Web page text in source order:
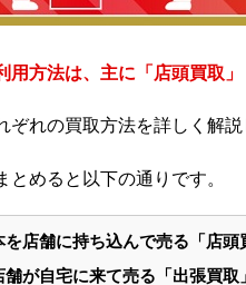
用方法は、主に「店頭買取
ぞれの買取方法を詳しく解説
とめると以下の通りです。
を店舗に持ち込んで売る「店頭
舗が自宅に来て売る「出張買取